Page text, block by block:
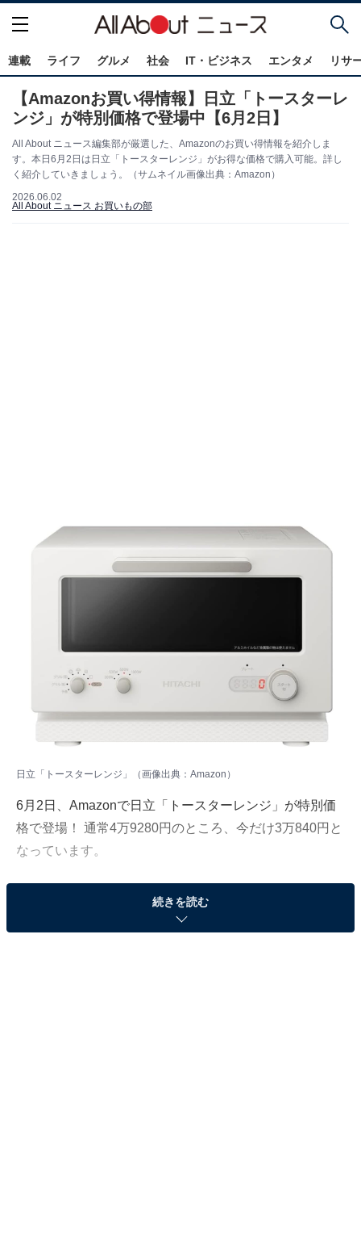
連載 ライフ グルメ 社会 IT・ビジネス エンタメ リサ
【Amazonお買い得情報】日立「トースターレ
ンジ」が特別価格で登場中【6月2日】
All About ニュース編集部が厳選した、Amazonのお買い得情報を紹介しま
す。本日6月2日は日立「トースターレンジ」がお得な価格で購入可能。詳し
く紹介していきましょう。（サムネイル画像出典：Amazon）
2026.06.02
All About ニュース お買いもの部
日立「トースターレンジ」（画像出典：Amazon）
6月2日、Amazonで日立「トースターレンジ」が特別価
格で登場！ 通常4万9280円のところ、今だけ3万840円と
なっています。
そのほかにも注目の商品がラインナップされているの
で、あわせて紹介していきましょう。
続きを読む